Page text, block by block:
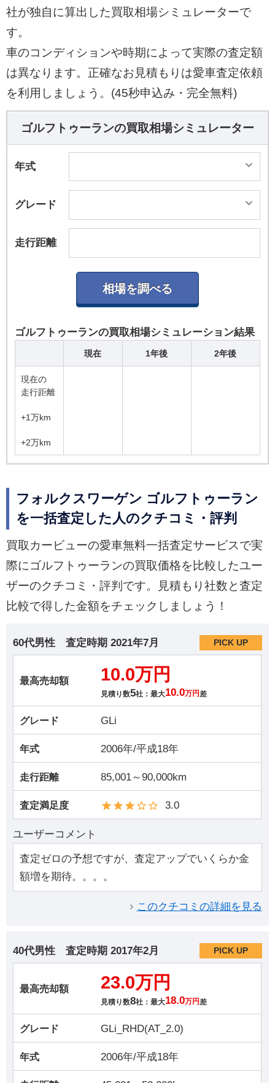
社が独自に算出した買取相場シミュレーターで
す。
車のコンディションや時期によって実際の査定額
は異なります。正確なお見積もりは愛車査定依頼
を利用しましょう。(45秒申込み・完全無料)
ゴルフトゥーランの買取相場シミュレーター
年式
グレード
走行距離
ゴルフトゥーランの買取相場シミュレーション結果
現在 1年後 2年後
現在の
走行距離
+1万km
+2万km
フォルクスワーゲン ゴルフトゥーラン
を一括査定した人のクチコミ・評判
買取カービューの愛車無料一括査定サービスで実
際にゴルフトゥーランの買取価格を比較したユー
ザーのクチコミ・評判です。見積もり社数と査定
比較で得した金額をチェックしましょう！
60代男性 査定時期 2021年7月 PICK UP
最高売却額 10.0万円
見積り数5社：最大10.0万円 差
グレード GLi
年式 2006年/平成18年
走行距離 85,001～90,000km
査定満足度 3.0
ユーザーコメント
査定ゼロの予想ですが、査定アップでいくらか金
額増を期待。。。。
このクチコミの詳細を見る
40代男性 査定時期 2017年2月 PICK UP
最高売却額 23.0万円
見積り数8社：最大18.0万円 差
グレード GLi_RHD(AT_2.0)
年式 2006年/平成18年